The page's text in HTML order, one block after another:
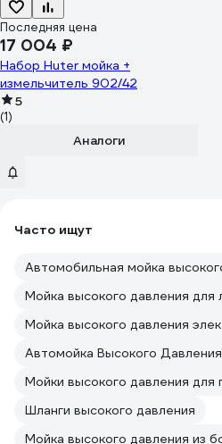
Последняя цена
17 004 ₽
Набор Huter мойка +
измельчитель 902/42
5
(1)
Аналоги
Часто ищут
Автомобильная мойка
Мойка высокого давления для
Мойка высокого давления
Автомойка Высокого
Мойки высокого давления для
Шланги высокого давления
Мойка высокого давления из